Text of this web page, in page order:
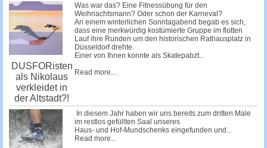
DUSFORisten
als Nikolaus
verkleidet in
der Altstadt?!
Was war das? Eine Fitnessübung für den
Weihnachtsmann? Oder schon der Karneval?
An einem winterlichen Sonntagabend begab es sich,
dass eine merkwürdig kostümierte Gruppe im flotten
Lauf ihre Runden um den historischen Rathausplatz in
Düsseldorf drehte.
Einer von Ihnen konnte als Skatepabzt...
Read more...
In diesem Jahr haben wir uns bereits zum dritten Male
im restlos gefüllten Saal unseres
Haus- und Hof-Mundschenks eingefunden und...
Read more...